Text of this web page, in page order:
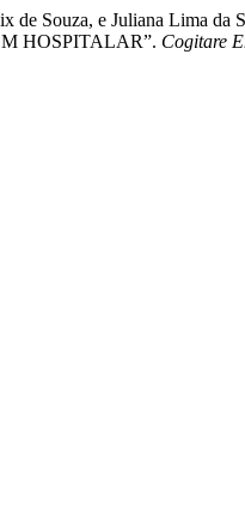
de Souza, e Juliana
HOSPITALAR”. Cogitare